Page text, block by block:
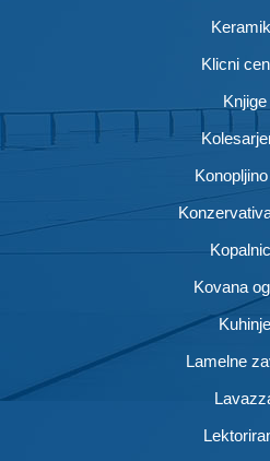
Klicni
Knjige
Kovana
Kuhinje
Lamelne